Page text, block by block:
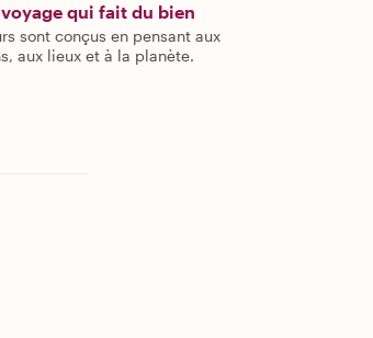
qui fait du bien
sont conçus en pensant aux
aux lieux et à la planète.